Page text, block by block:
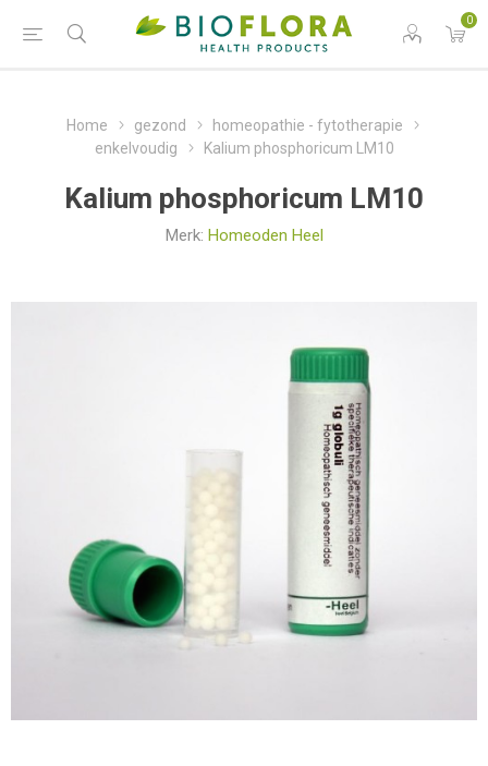
0
Home gezond
homeopathie - fytotherapie
enkelvoudig
Kalium phosphoricum LM10
Kalium phosphoricum LM10
Merk: Homeoden Heel